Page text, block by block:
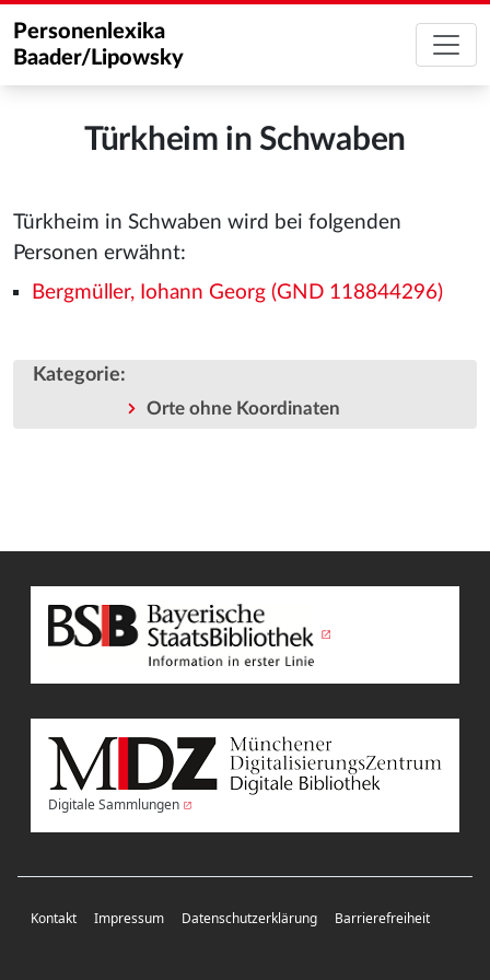
Personenlexika
Baader/Lipowsky
Türkheim in Schwaben
Türkheim in Schwaben wird bei folgenden
Personen erwähnt:
Bergmüller, Iohann Georg (GND 118844296)
Kategorie:
Orte ohne Koordinaten
Digitale Sammlungen
Kontakt Impressum Datenschutzerklärung Barrierefreiheit